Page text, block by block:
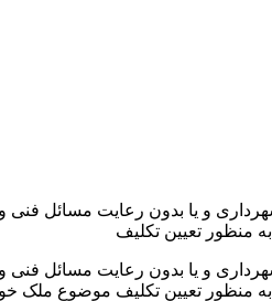
و یا بدون رعایت مسائل
و یا بدون رعایت مسائل